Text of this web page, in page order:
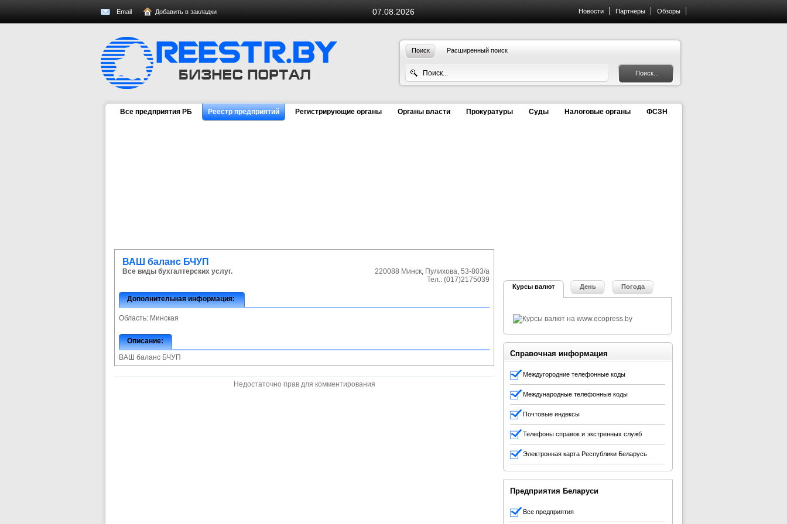
07.08.2026
Email Добавить в закладки Новости Партнеры Обзоры
Поиск Расширенный поиск
Все предприятия РБ Реестр предприятий Регистрирующие органы Органы власти Прокуратуры Суды Налоговые органы ФСЗН
ВАШ баланс БЧУП
Все виды бухгалтерских услуг. 220088 Минск, Пулихова, 53-803/а
Тел.: (017)2175039
Дополнительная информация:
Область: Минская
Описание:
ВАШ баланс БЧУП
Недостаточно прав для комментирования
Курсы валют День Погода
Справочная информация
Междугородние телефонные коды
Международные телефонные коды
Почтовые индексы
Телефоны справок и экстренных служб
Электронная карта Республики Беларусь
Предприятия Беларуси
Все предприятия